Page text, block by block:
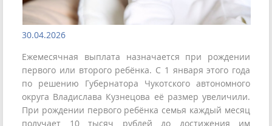
30.04.2026
Ежемесячная выплата назначается при рождении
первого или второго ребёнка. С 1 января этого года
по решению Губернатора Чукотского автономного
округа Владислава Кузнецова её размер увеличили.
При рождении первого ребёнка семья каждый месяц
получает 10 тысяч рублей до достижения им